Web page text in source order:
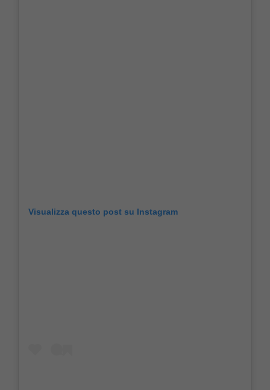
Visualizza questo post su Instagram